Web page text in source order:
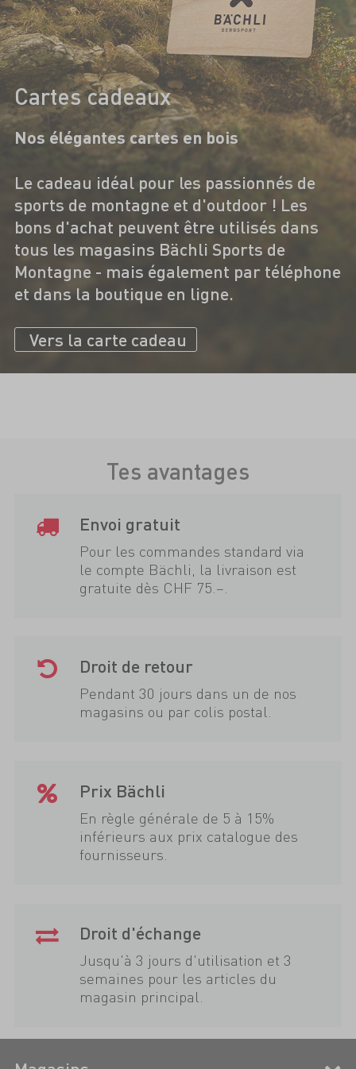
Cartes cadeaux
Nos élégantes cartes en bois
Le cadeau idéal pour les passionnés de
sports de montagne et d'outdoor ! Les
bons d'achat peuvent être utilisés dans
tous les magasins Bächli Sports de
Montagne - mais également par téléphone
et dans la boutique en ligne.
Vers la carte cadeau
Tes avantages
Envoi gratuit
Pour les commandes standard via
le compte Bächli, la livraison est
gratuite dès CHF 75.–.
Droit de retour
Pendant 30 jours dans un de nos
magasins ou par colis postal.
Prix Bächli
En règle générale de 5 à 15%
inférieurs aux prix catalogue des
fournisseurs.
Droit d'échange
Jusqu'à 3 jours d'utilisation et 3
semaines pour les articles du
magasin principal.